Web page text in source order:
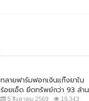
ทลายฟาร์มฟอกเงินแก๊งยาใน
ร้อยเอ็ด ยึดทรัพย์กว่า 93 ล้าน
5 สิงหาคม 2569 19,343